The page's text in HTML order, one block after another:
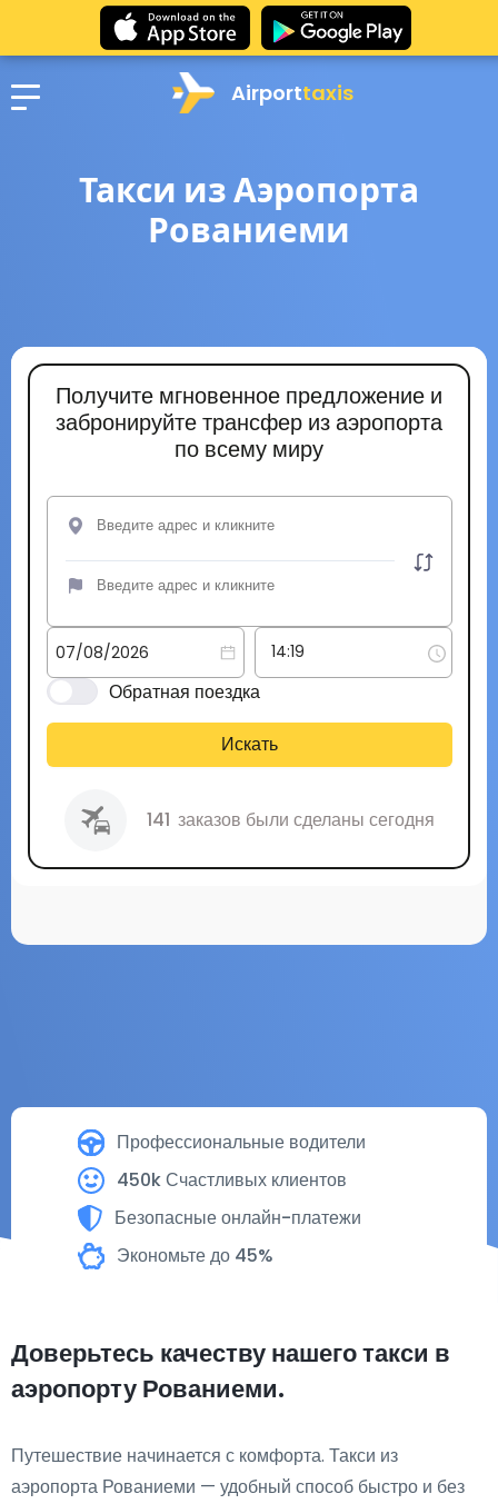
Airporttaxis
Такси из Аэропорта
Рованиеми
Профессиональные водители
450k Счастливых клиентов
Безопасные онлайн-платежи
Экономьте до 45%
Получите мгновенное предложение и
забронируйте трансфер из аэропорта
по всему миру
Обратная поездка
Искать
141 заказов были сделаны сегодня
Доверьтесь качеству нашего такси в
аэропорту Рованиеми.
Путешествие начинается с комфорта. Такси из
аэропорта Рованиеми — удобный способ быстро и без